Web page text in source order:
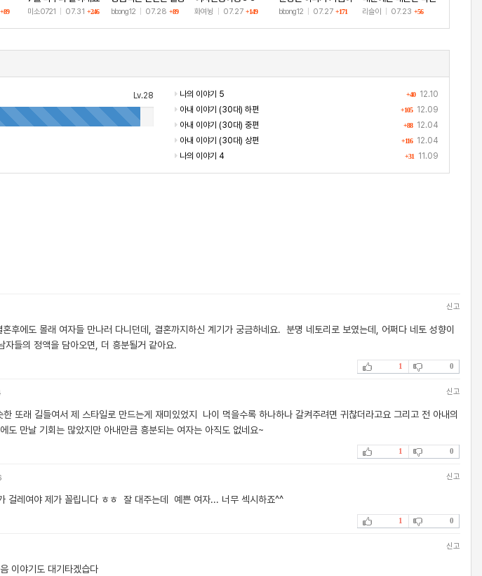
+89
🫶
미소0721 07.31 +246
샷
bbong12 07.28 +89 화여뉭 07.27+149
고 인증!
bbong12 07.27 +171
미
리슬이 07.23 +56
Lv.28 +40 12.10
나의 이야기 5
+105 12.09
아내 이야기 (30대) 하편
+88 12.04
아내 이야기 (30대) 중편
+116 12.04
아내 이야기 (30대) 상편
+31 11.09
나의 이야기 4
신고
후에도 몰래 여자들 만나러 다니던데, 결혼까지하신 계기가 궁금하네요. 분명 네토리로 보였는데, 어쩌다 네토 성향이
들의 정액을 담아오면, 더 흥분될거 같아요.
1 0
신고
또래 길들여서 제 스타일로 만드는게 재미있었지 나이 먹을수록 하나하나 갈켜주려면 귀찮더라고요 그리고 전 아내의
도 만날 기회는 많았지만 아내만큼 흥분되는 여자는 아직도 없네요~
1 0
신고
걸레여야 제가 꼴립니다 ㅎㅎ 잘 대주는데 예쁜 여자... 너무 섹시하죠^^
1 0
신고
이야기도 대기타겠습다